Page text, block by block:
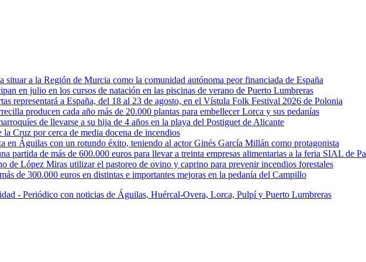
situar a la Región de Murcia como la comunidad autónoma peor financiada de España
en julio en los cursos de natación en las piscinas de verano de Puerto Lumbreras
representará a España, del 18 al 23 de agosto, en el Vístula Folk Festival 2026 de Polonia
producen cada año más de 20.000 plantas para embellecer Lorca y sus pedanías
de llevarse a su hija de 4 años en la playa del Postiguet de Alicante
Cruz por cerca de media docena de incendios
en Águilas con un rotundo éxito, teniendo al actor Ginés García Millán como protagonista
partida de más de 600.000 euros para llevar a treinta empresas alimentarias a la feria SIAL de
de López Miras utilizar el pastoreo de ovino y caprino para prevenir incendios forestales
de 300.000 euros en distintas e importantes mejoras en la pedanía del Campillo
- Periódico con noticias de Águilas, Huércal-Overa, Lorca, Pulpí y Puerto Lumbreras